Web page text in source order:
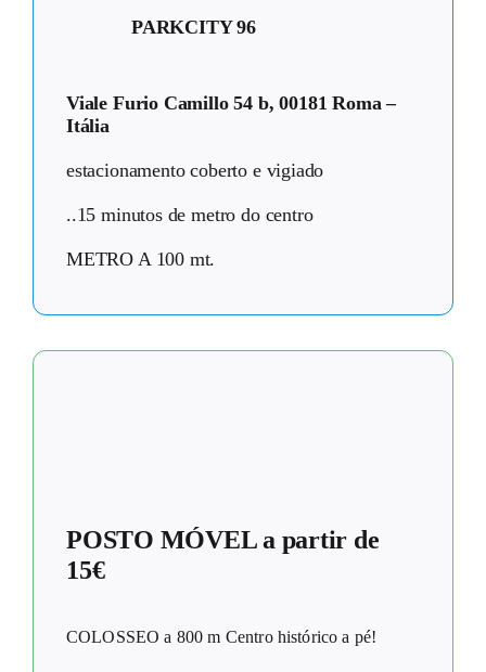
PARKCITY 96
Viale Furio Camillo 54 b, 00181 Roma –
Itália
estacionamento coberto e vigiado
..15 minutos de metro do centro
METRO A 100 mt.
POSTO MÓVEL a partir de
15€
COLOSSEO a 800 m Centro histórico a pé!